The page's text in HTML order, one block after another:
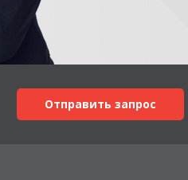
Отправить запрос